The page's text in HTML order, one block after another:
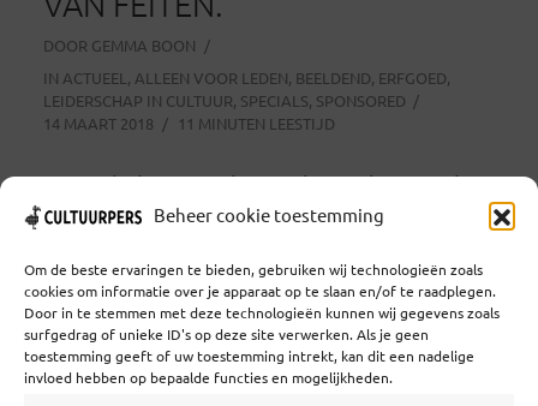
Beheer cookie toestemming
Om de beste ervaringen te bieden, gebruiken wij technologieën zoals
cookies om informatie over je apparaat op te slaan en/of te raadplegen.
Door in te stemmen met deze technologieën kunnen wij gegevens zoals
surfgedrag of unieke ID's op deze site verwerken. Als je geen
toestemming geeft of uw toestemming intrekt, kan dit een nadelige
invloed hebben op bepaalde functies en mogelijkheden.
DOOR GEMMA BOON
IN ACTUEEL , ALLEEN VOOR LEDEN, BEELDEND, ERFGOED,
LEIDERSCHAP IN CULTUUR, SPECIALS, SPONSORED
14 MAART 2018
11 MINUTEN LEESTIJD
Musea beheren vaak meer kunstobjecten dan
zij kunnen tonen. Wat ze niet in de
museumzalen kunnen laten zien, bewaren ze
veilig in het depot. Collecties met bonte
verzamelingen van objecten uit verschillende
periodes vormen een groeiend probleem